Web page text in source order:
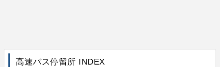
高速バス停留所 INDEX